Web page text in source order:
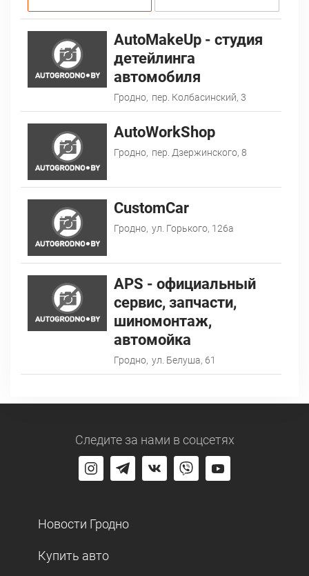
AutoMakeUp - студия
детейлинга
автомобиля
Гродно, пер. Колбасинский, 3
AutoWorkShop
Гродно, пер. Дзержинского, 8
CustomCar
Гродно, ул. Горького, 126а
АPS - официальный
сервис, запчасти,
шиномонтаж,
автомойка
Гродно, ул. Белуша, 61
Следите за нами в соцсетях
Новости Гродно
Купить авто